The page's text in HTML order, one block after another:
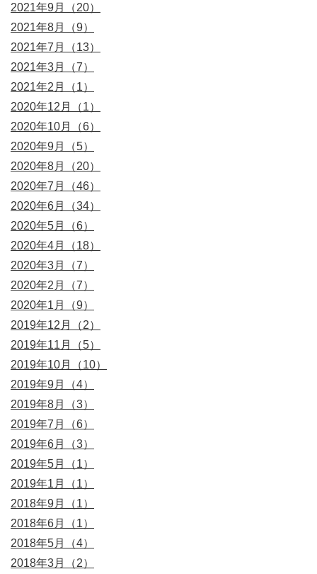
2021年9月（20）
2021年8月（9）
2021年7月（13）
2021年3月（7）
2021年2月（1）
2020年12月（1）
2020年10月（6）
2020年9月（5）
2020年8月（20）
2020年7月（46）
2020年6月（34）
2020年5月（6）
2020年4月（18）
2020年3月（7）
2020年2月（7）
2020年1月（9）
2019年12月（2）
2019年11月（5）
2019年10月（10）
2019年9月（4）
2019年8月（3）
2019年7月（6）
2019年6月（3）
2019年5月（1）
2019年1月（1）
2018年9月（1）
2018年6月（1）
2018年5月（4）
2018年3月（2）